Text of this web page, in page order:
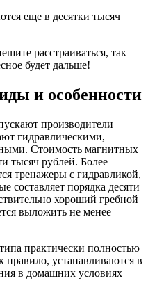
еще в десятки тысяч
расстраиваться, так
будет дальше!
и особенности
производители
гидравлическими,
Стоимость магнитных
тысяч рублей. Более
тренажеры с гидравликой,
составляет порядка десяти
хороший гребной
выложить не менее
практически полностью
устанавливаются в
в домашних условиях